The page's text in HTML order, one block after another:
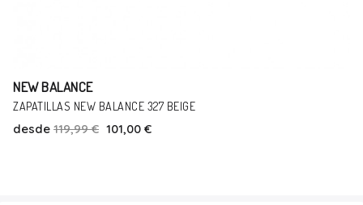
NEW BALANCE
ZAPATILLAS NEW BALANCE 578 NEGRO-ROSA
desde 37,50 € 31,00 €